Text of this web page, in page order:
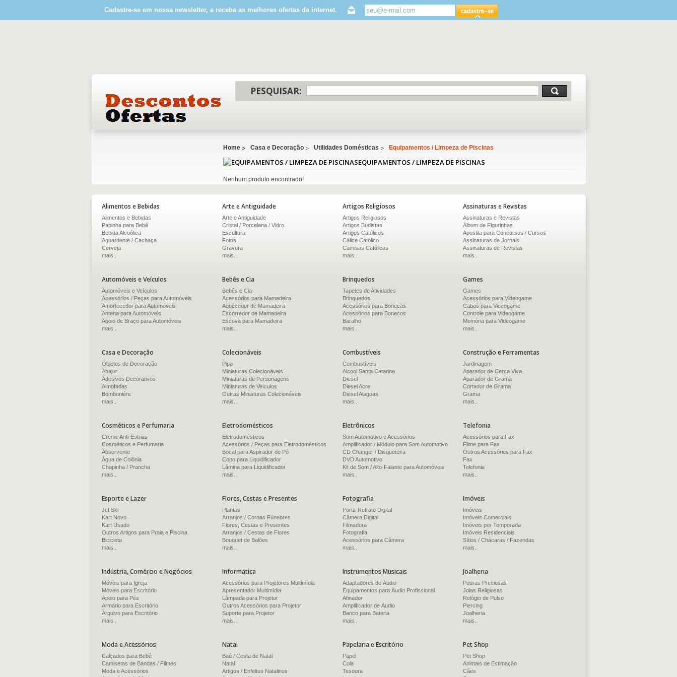
Cadastre-se em nossa newsletter, e receba as melhores ofertas da internet.
PESQUISAR:
Home Casa e Decoração Utilidades Domésticas Equipamentos / Limpeza de Piscinas
EQUIPAMENTOS / LIMPEZA DE PISCINAS
Nenhum produto encontrado!
Alimentos e Bebidas
Alimentos e Bebidas
Papinha para Bebê
Bebida Alcoólica
Aguardente / Cachaça
Cerveja
mais..
Arte e Antiguidade
Arte e Antiguidade
Cristal / Porcelana / Vidro
Escultura
Fotos
Gravura
mais..
Artigos Religiosos
Artigos Religiosos
Artigos Budistas
Artigos Católicos
Cálice Católico
Camisas Católicas
mais..
Assinaturas e Revistas
Assinaturas e Revistas
Álbum de Figurinhas
Apostila para Concursos / Cursos
Assinaturas de Jornais
Assinaturas de Revistas
mais..
Automóveis e Veículos
Automóveis e Veículos
Acessórios / Peças para Automóveis
Amortecedor para Automóveis
Antena para Automóveis
Apoio de Braço para Automóveis
mais..
Bebês e Cia
Bebês e Cia
Acessórios para Mamadeira
Aquecedor de Mamadeira
Escorredor de Mamadeira
Escova para Mamadeira
mais..
Brinquedos
Tapetes de Atividades
Brinquedos
Acessórios para Bonecas
Acessórios para Bonecos
Baralho
mais..
Games
Games
Acessórios para Videogame
Cabos para Videogame
Controle para Videogame
Memória para Videogame
mais..
Casa e Decoração
Objetos de Decoração
Abajur
Adesivos Decorativos
Almofadas
Bomboniére
mais..
Colecionáveis
Pipa
Miniaturas Colecionáveis
Miniaturas de Personagens
Miniaturas de Veículos
Outras Miniaturas Colecionáveis
mais..
Combustíveis
Combustíveis
Alcool Santa Catarina
Diesel
Diesel Acre
Diesel Alagoas
mais..
Construção e Ferramentas
Jardinagem
Aparador de Cerca Viva
Aparador de Grama
Cortador de Grama
Grama
mais..
Cosméticos e Perfumaria
Creme Anti-Estrias
Cosméticos e Perfumaria
Absorvente
Água de Colônia
Chapinha / Prancha
mais..
Eletrodomésticos
Eletrodomésticos
Acessórios / Peças para Eletrodomésticos
Bocal para Aspirador de Pó
Copo para Liquidificador
Lâmina para Liquidificador
mais..
Eletrônicos
Som Automotivo e Acessórios
Amplificador / Módulo para Som Automotivo
CD Changer / Disqueteira
DVD Automotivo
Kit de Som / Alto-Falante para Automóveis
mais..
Telefonia
Acessórios para Fax
Filme para Fax
Outros Acessórios para Fax
Fax
Telefonia
mais..
Esporte e Lazer
Jet Ski
Kart Novo
Kart Usado
Outros Artigos para Praia e Piscina
Bicicleta
mais..
Flores, Cestas e Presentes
Plantas
Arranjos / Coroas Fúnebres
Flores, Cestas e Presentes
Arranjos / Cestas de Flores
Bouquet de Balões
mais..
Fotografia
Porta-Retrato Digital
Câmera Digital
Filmadora
Fotografia
Acessórios para Câmera
mais..
Imóveis
Imóveis
Imóveis Comerciais
Imóveis por Temporada
Imóveis Residenciais
Sítios / Chácaras / Fazendas
mais..
Indústria, Comércio e Negócios
Móveis para Igreja
Móveis para Escritório
Apoio para Pés
Armário para Escritório
Arquivo para Escritório
mais..
Informática
Acessórios para Projetores Multimídia
Apresentador Multimídia
Lâmpada para Projetor
Outros Acessórios para Projetor
Suporte para Projetor
mais..
Instrumentos Musicais
Adaptadores de Áudio
Equipamentos para Áudio Profissional
Afinador
Amplificador de Áudio
Banco para Bateria
mais..
Joalheria
Pedras Preciosas
Joias Religiosas
Relógio de Pulso
Piercing
Joalheria
mais..
Moda e Acessórios
Calçados para Bebê
Camisetas de Bandas / Filmes
Moda e Acessórios
Natal
Baú / Cesta de Natal
Natal
Artigos / Enfeites Natalinos
Papelaria e Escritório
Papel
Cola
Tesoura
Pet Shop
Pet Shop
Animais de Estimação
Cães